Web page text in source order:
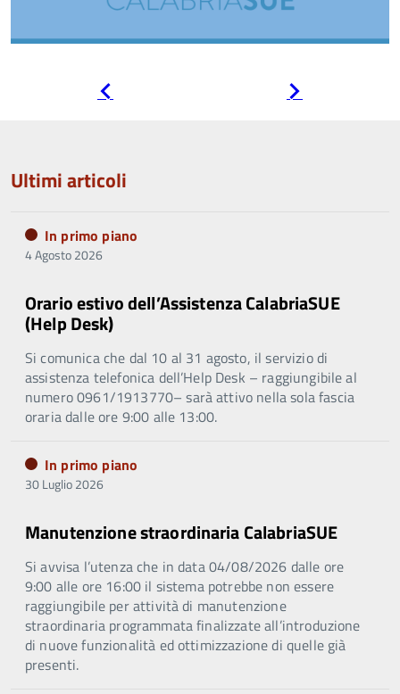
Ultimi articoli
In primo piano
4 Agosto 2026
Orario estivo dell’Assistenza CalabriaSUE
(Help Desk)
Si comunica che dal 10 al 31 agosto, il servizio di
assistenza telefonica dell’Help Desk – raggiungibile al
numero 0961/1913770– sarà attivo nella sola fascia
oraria dalle ore 9:00 alle 13:00.
In primo piano
30 Luglio 2026
Manutenzione straordinaria CalabriaSUE
Si avvisa l’utenza che in data 04/08/2026 dalle ore
9:00 alle ore 16:00 il sistema potrebbe non essere
raggiungibile per attività di manutenzione
straordinaria programmata finalizzate all’introduzione
di nuove funzionalità ed ottimizzazione di quelle già
presenti.